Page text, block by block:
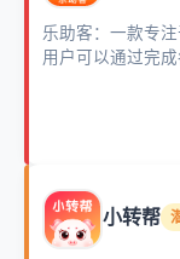
乐助客：一款专
用户可以通过完
型，包括调查问
小转帮